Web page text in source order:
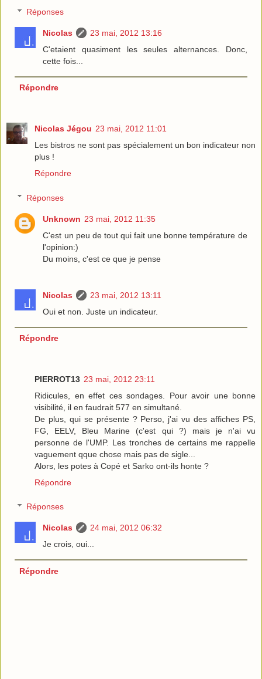
Réponses
Nicolas
23 mai, 2012 13:16
C'etaient quasiment les seules alternances. Donc,
cette fois...
Répondre
Nicolas Jégou 23 mai, 2012 11:01
Les bistros ne sont pas spécialement un bon indicateur non
plus !
Répondre
Réponses
Unknown 23 mai, 2012 11:35
C'est un peu de tout qui fait une bonne température de
l'opinion:)
Du moins, c'est ce que je pense
Nicolas
23 mai, 2012 13:11
Oui et non. Juste un indicateur.
Répondre
PIERROT13 23 mai, 2012 23:11
Ridicules, en effet ces sondages. Pour avoir une bonne
visibilité, il en faudrait 577 en simultané.
De plus, qui se présente ? Perso, j'ai vu des affiches PS,
FG, EELV, Bleu Marine (c'est qui ?) mais je n'ai vu
personne de l'UMP. Les tronches de certains me rappelle
vaguement qque chose mais pas de sigle...
Alors, les potes à Copé et Sarko ont-ils honte ?
Répondre
Réponses
Nicolas
24 mai, 2012 06:32
Je crois, oui...
Répondre